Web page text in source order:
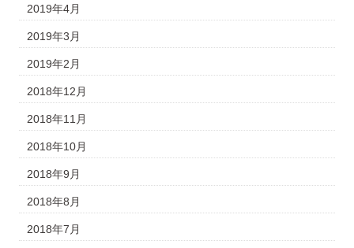
2019年4月
2019年3月
2019年2月
2018年12月
2018年11月
2018年10月
2018年9月
2018年8月
2018年7月